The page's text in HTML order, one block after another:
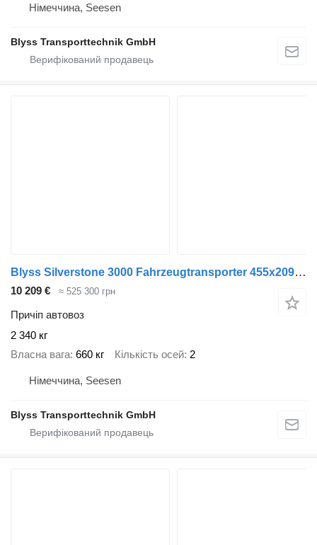
Німеччина, Seesen
Blyss Transporttechnik GmbH
Blyss Silverstone 3000 Fahrzeugtransporter 455x209x5cm 3000kg zGG
10 209 € ≈ 525 300 грн
Причіп автовоз
2 340 кг
Власна вага 660 кг Кількість осей 2
Німеччина, Seesen
Blyss Transporttechnik GmbH